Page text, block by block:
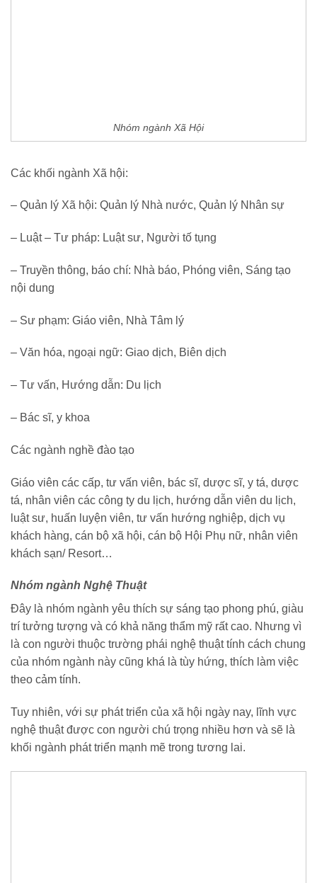
Nhóm ngành Xã Hội
Các khối ngành Xã hội:
– Quản lý Xã hội: Quản lý Nhà nước, Quản lý Nhân sự
– Luật – Tư pháp: Luật sư, Người tố tụng
– Truyền thông, báo chí: Nhà báo, Phóng viên, Sáng tạo
nội dung
– Sư phạm: Giáo viên, Nhà Tâm lý
– Văn hóa, ngoại ngữ: Giao dịch, Biên dịch
– Tư vấn, Hướng dẫn: Du lịch
– Bác sĩ, y khoa
Các ngành nghề đào tạo
Giáo viên các cấp, tư vấn viên, bác sĩ, dược sĩ, y tá, dược
tá, nhân viên các công ty du lịch, hướng dẫn viên du lịch,
luật sư, huấn luyện viên, tư vấn hướng nghiệp, dịch vụ
khách hàng, cán bộ xã hội, cán bộ Hội Phụ nữ, nhân viên
khách sạn/ Resort…
Nhóm ngành Nghệ Thuật
Đây là nhóm ngành yêu thích sự sáng tạo phong phú, giàu
trí tưởng tượng và có khả năng thẩm mỹ rất cao. Nhưng vì
là con người thuộc trường phái nghệ thuật tính cách chung
của nhóm ngành này cũng khá là tùy hứng, thích làm việc
theo cảm tính.
Tuy nhiên, với sự phát triển của xã hội ngày nay, lĩnh vực
nghệ thuật được con người chú trọng nhiều hơn và sẽ là
khối ngành phát triển mạnh mẽ trong tương lai.